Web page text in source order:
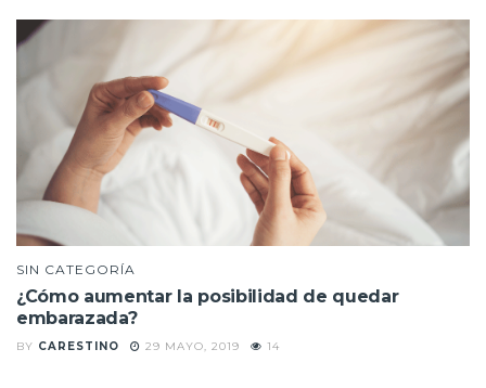
SIN CATEGORÍA
¿Cómo aumentar la posibilidad de quedar
embarazada?
BY CARESTINO 29 MAYO, 2019 14